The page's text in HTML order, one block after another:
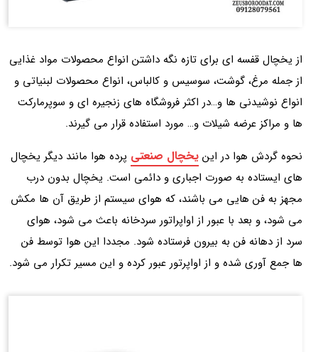
از یخچال قفسه ای برای تازه نگه داشتن انواع محصولات مواد غذایی
از جمله مرغ، گوشت، سوسیس و کالباس، انواع محصولات لبنیاتی و
انواع نوشیدنی ها و…در اکثر فروشگاه های زنجیره ای و سوپرمارکت
ها و مراکز عرضه شیلات و… مورد استفاده قرار می گیرند.
نحوه گردش هوا در این یخچال صنعتی پرده هوا مانند دیگر یخچال
های ایستاده به صورت اجباری و دائمی است. یخچال بدون درب
مجهز به فن هایی می باشند، که هوای سیستم از طریق آن ها مکش
می شود، و بعد با عبور از اواپراتور سردخانه باعث می شود، هوای
سرد از دهانه فن به بیرون فرستاده شود. مجددا این هوا توسط فن
ها جمع آوری شده و از اواپرتور عبور کرده و این مسیر تکرار می شود.